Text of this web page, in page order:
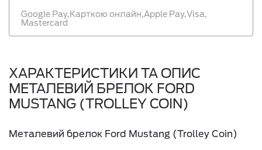
Google Pay,Карткою онлайн,Apple Pay,Visa,
Mastercard
ХАРАКТЕРИСТИКИ ТА ОПИС
МЕТАЛЕВИЙ БРЕЛОК FORD
MUSTANG (TROLLEY COIN)
Металевий брелок Ford Mustang (Trolley Coin)